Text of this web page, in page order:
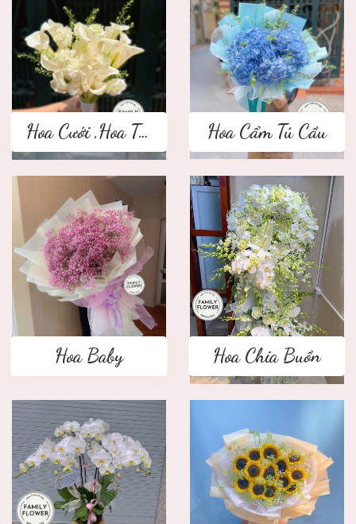
Hoa Cưới ,Hoa Tay Cầm Cô Dâu Hoa Cẩm Tú Cầu
Hoa Baby Hoa Chia Buồn